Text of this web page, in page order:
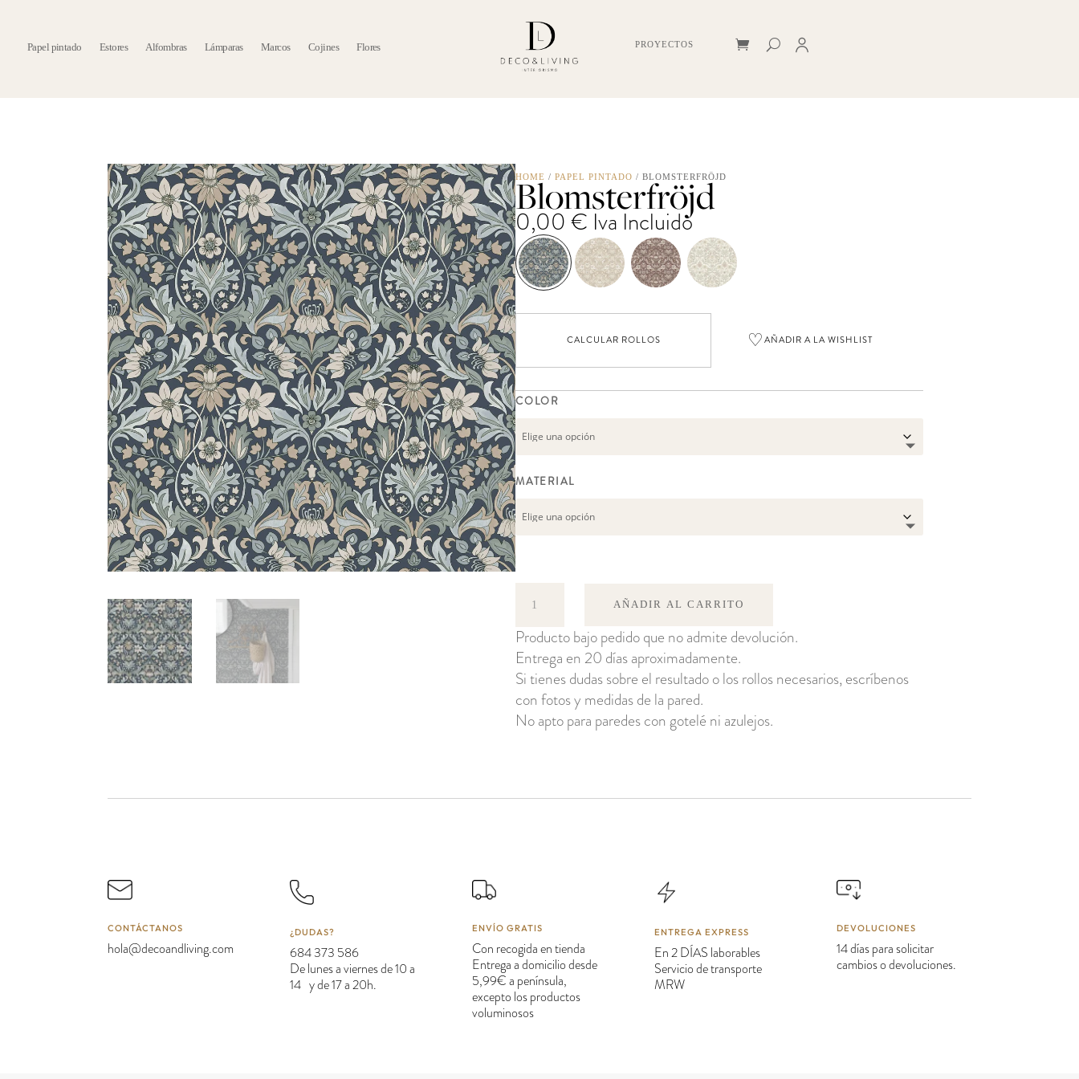
Papel pintado Estores Alfombras Lámparas Marcos Cojines Flores PROYECTOS
HOME /PAPEL PINTADO / BLOMSTERFRÖJD
Blomsterfröjd
0,00€ Iva Incluido
CALCULAR ROLLOS ♡AÑADIR A LA WISHLIST
COLOR
MATERIAL
AÑADIR AL CARRITO
Producto bajo pedido que no admite devolución.
Entrega en 20 días aproximadamente.
Si tienes dudas sobre el resultado o los rollos necesarios, escríbenos
con fotos y medidas de la pared.
No apto para paredes con gotelé ni azulejos.
CONTÁCTANOS
hola@decoandliving.com
¿DUDAS?
684 373 586
De lunes a viernes de 10 a
14 y de 17 a 20h.
ENVÍO GRATIS
Con recogida en tienda
Entrega a domicilio desde
5,99€ a península,
excepto los productos
voluminosos
ENTREGA EXPRESS
En 2 DÍAS laborables
Servicio de transporte
MRW
DEVOLUCIONES
14 días para solicitar
cambios o devoluciones.